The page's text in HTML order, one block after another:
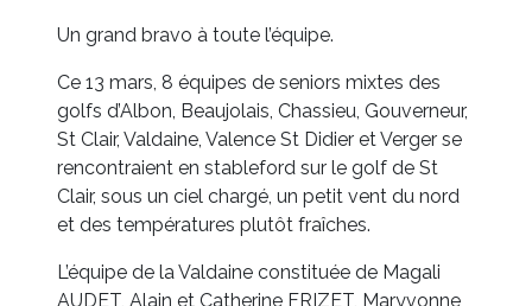
Un grand bravo à toute l’équipe.
Ce 13 mars, 8 équipes de seniors mixtes des
golfs d’Albon, Beaujolais, Chassieu, Gouverneur,
St Clair, Valdaine, Valence St Didier et Verger se
rencontraient en stableford sur le golf de St
Clair, sous un ciel chargé, un petit vent du nord
et des températures plutôt fraîches.
L’équipe de la Valdaine constituée de Magali
AUDET, Alain et Catherine FRIZET, Maryvonne